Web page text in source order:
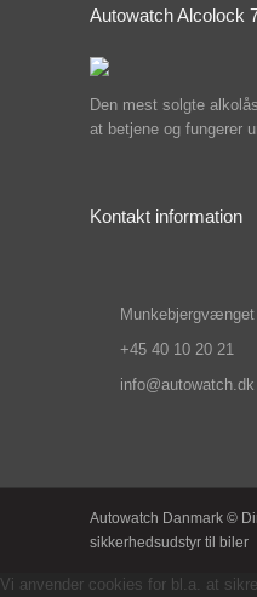
Autowatch Alcolock
Den mest solgte
at betjene og fungerer
Kontakt information
+45 40 10 20 21
info@autowatch.dk
Autowatch Danmark ©
sikkerhedsudstyr til biler
Vi anvender cookies for bl.a. at